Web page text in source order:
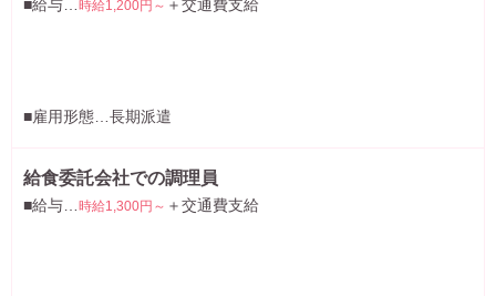
■給与… 時給1,200円～ ＋交通費支給
■雇用形態…長期派遣
給食委託会社での調理員
■給与… 時給1,300円～ ＋交通費支給